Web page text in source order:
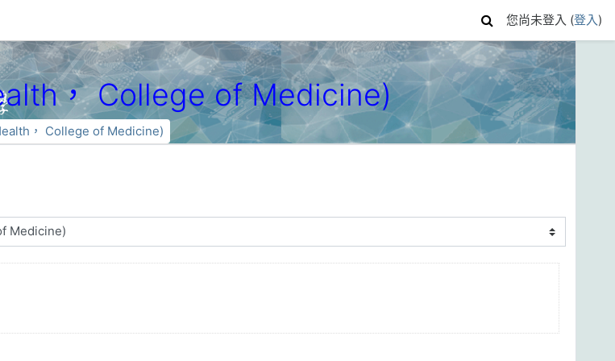
您尚未登入 (登入)
， College of Medicine)
， College of Medicine)